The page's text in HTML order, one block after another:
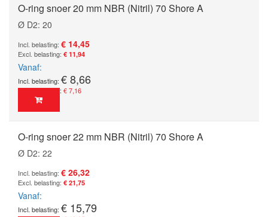
O-ring snoer 20 mm NBR (Nitril) 70 Shore A
Ø D2: 20
€ 14,45
€ 11,94
Vanaf
€ 8,66
€ 7,16
O-ring snoer 22 mm NBR (Nitril) 70 Shore A
Ø D2: 22
€ 26,32
€ 21,75
Vanaf
€ 15,79